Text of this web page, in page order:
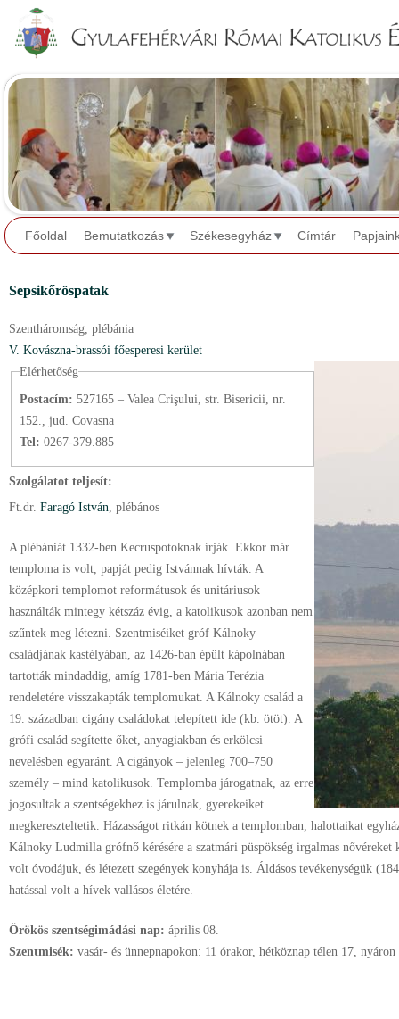
Főoldal Bemutatkozás Székesegyház Címtár
Sepsikőröspatak
Szentháromság, plébánia
V. Kovászna-brassói főesperesi kerület
Elérhetőség
Postacím: 527165 – Valea Crişului, str. Bisericii, nr.
152., jud. Covasna
Tel: 0267-379.885
Szolgálatot teljesít:
Ft. dr. Faragó István , plébános
A plébániát 1332-ben Kecruspotoknak írják. Ekkor már
temploma is volt, papját pedig Istvánnak hívták. A
középkori templomot reformátusok és unitáriusok
használták mintegy kétszáz évig, a katolikusok azonban nem
szűntek meg létezni. Szentmiséiket gróf Kálnoky
családjának kastélyában, az 1426-ban épült kápolnában
tartották mindaddig, amíg 1781-ben Mária Terézia
rendeletére visszakapták templomukat. A Kálnoky család a
19. században cigány családokat telepített ide (kb. ötöt). A
grófi család segítette őket, anyagiakban és erkölcsi
nevelésben egyaránt. A cigányok – jelenleg 700–750
személy – mind katolikusok. Templomba járogatnak, az erre
jogosultak a szentségekhez is járulnak, gyerekeiket
megkereszteltetik. Házasságot ritkán kötnek a templomban, halottaikat
Kálnoky Ludmilla grófnő kérésére a szatmári püspökség irgalmas
volt óvodájuk, és létezett szegények konyhája is. Áldásos tevékenységük
hatással volt a hívek vallásos életére.
Örökös szentségimádási nap: április 08.
Szentmisék: vasár- és ünnepnapokon: 11 órakor, hétköznap télen 17,